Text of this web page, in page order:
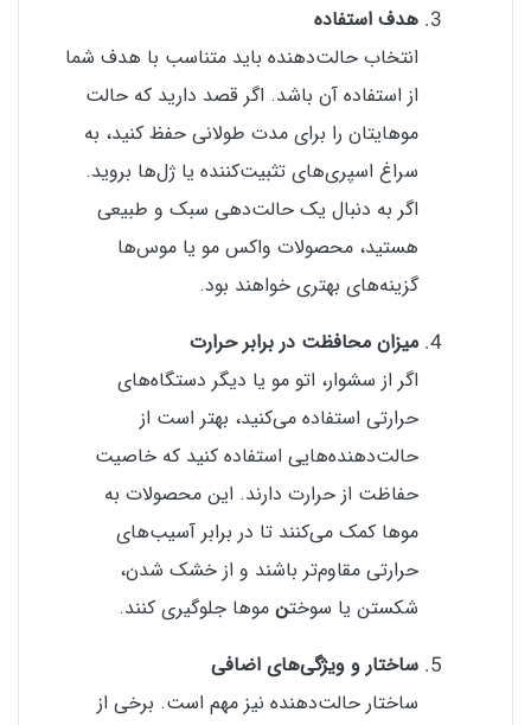
هدف استفاده
انتخاب حالت‌دهنده باید متناسب با هدف شما
از استفاده آن باشد. اگر قصد دارید که حالت
موهایتان را برای مدت طولانی حفظ کنید، به
سراغ اسپری‌های تثبیت‌کننده یا ژل‌ها بروید.
اگر به دنبال یک حالت‌دهی سبک و طبیعی
هستید، محصولات واکس مو یا موس‌ها
گزینه‌های بهتری خواهند بود.
میزان محافظت در برابر حرارت
اگر از سشوار، اتو مو یا دیگر دستگاه‌های
حرارتی استفاده می‌کنید، بهتر است از
حالت‌دهنده‌هایی استفاده کنید که خاصیت
حفاظت از حرارت دارند. این محصولات به
موها کمک می‌کنند تا در برابر آسیب‌های
حرارتی مقاوم‌تر باشند و از خشک شدن،
شکستن یا سوختن موها جلوگیری کنند.
ساختار و ویژگی‌های اضافی
ساختار حالت‌دهنده نیز مهم است. برخی از